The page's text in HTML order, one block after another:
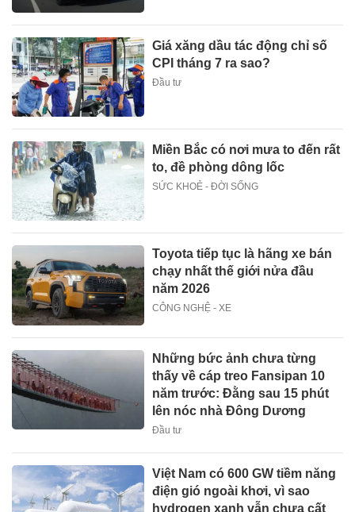
Giá xăng dầu tác động chỉ số
CPI tháng 7 ra sao?
Đầu tư
Miền Bắc có nơi mưa to đến rất
to, đề phòng dông lốc
SỨC KHOẺ - ĐỜI SỐNG
Toyota tiếp tục là hãng xe bán
chạy nhất thế giới nửa đầu
năm 2026
CÔNG NGHỆ - XE
Những bức ảnh chưa từng
thấy về cáp treo Fansipan 10
năm trước: Đằng sau 15 phút
lên nóc nhà Đông Dương
Đầu tư
Việt Nam có 600 GW tiềm năng
điện gió ngoài khơi, vì sao
hydrogen xanh vẫn chưa cất